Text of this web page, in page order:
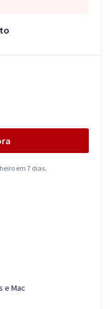
em 7 dias.
e Mac